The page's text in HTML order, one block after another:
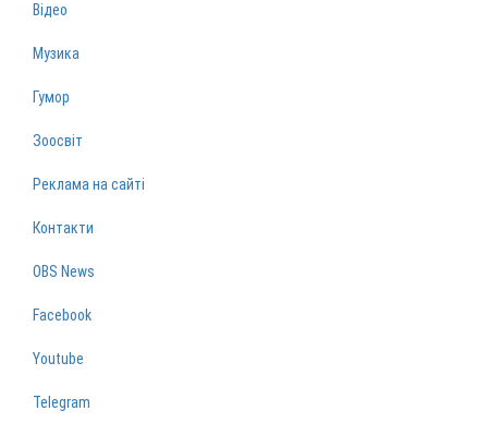
Відео
Музика
Гумор
Зоосвіт
Реклама на сайті
Контакти
OBS News
Facebook
Youtube
Telegram